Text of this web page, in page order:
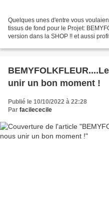
Quelques unes d'entre vous
tissus de fond pour le Projet:
version dans la SHOP !! et aussi
unir un bon moment !
Publié le 10/10/2022 à 22:28
Par facilececile